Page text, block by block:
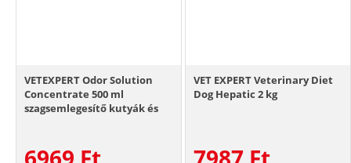
VETEXPERT Odor Solution
Concentrate 500 ml
szagsemlegesítő kutyák és
VET EXPERT Veterinary Diet
Dog Hepatic 2 kg